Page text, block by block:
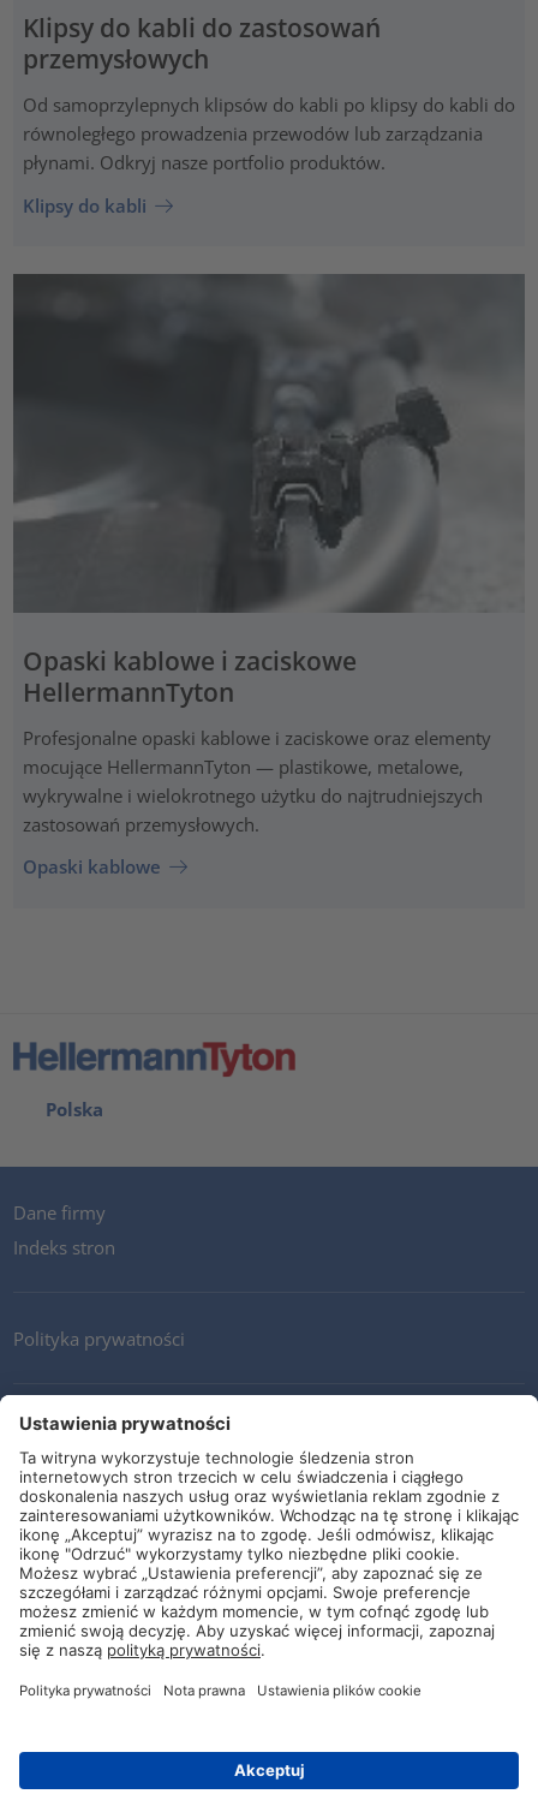
Klipsy do kabli do zastosowań
przemysłowych
Od samoprzylepnych klipsów do kabli po klipsy do kabli do
równoległego prowadzenia przewodów lub zarządzania
płynami. Odkryj nasze portfolio produktów.
Klipsy do kabli
Opaski kablowe i zaciskowe
HellermannTyton
Profesjonalne opaski kablowe i zaciskowe oraz elementy
mocujące HellermannTyton — plastikowe, metalowe,
wykrywalne i wielokrotnego użytku do najtrudniejszych
zastosowań przemysłowych.
Opaski kablowe
Polska
Dane firmy
Indeks stron
Polityka prywatności
Kontakt
Newsletter
Ogólne warunki i dostawy
Wytyczne i zobowiązania
Media społecznościowe